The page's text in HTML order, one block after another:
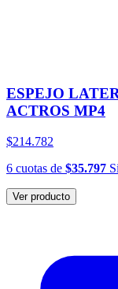
ESPEJO
ACTROS MP4
$214.782
6 cuotas de $35.797
Ver producto